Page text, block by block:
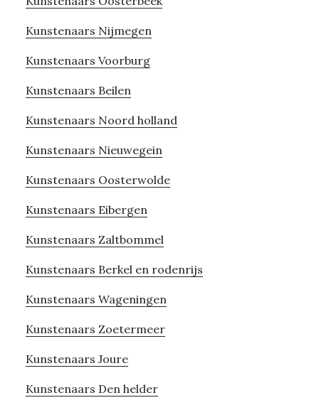
Kunstenaars Nijmegen
Kunstenaars Voorburg
Kunstenaars Beilen
Kunstenaars Noord holland
Kunstenaars Nieuwegein
Kunstenaars Oosterwolde
Kunstenaars Eibergen
Kunstenaars Zaltbommel
Kunstenaars Berkel en rodenrijs
Kunstenaars Wageningen
Kunstenaars Zoetermeer
Kunstenaars Joure
Kunstenaars Den helder